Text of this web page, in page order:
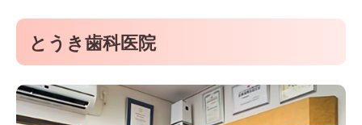
北園 ゆり歯科クリニック
おざわ歯科クリニック
とうき歯科医院